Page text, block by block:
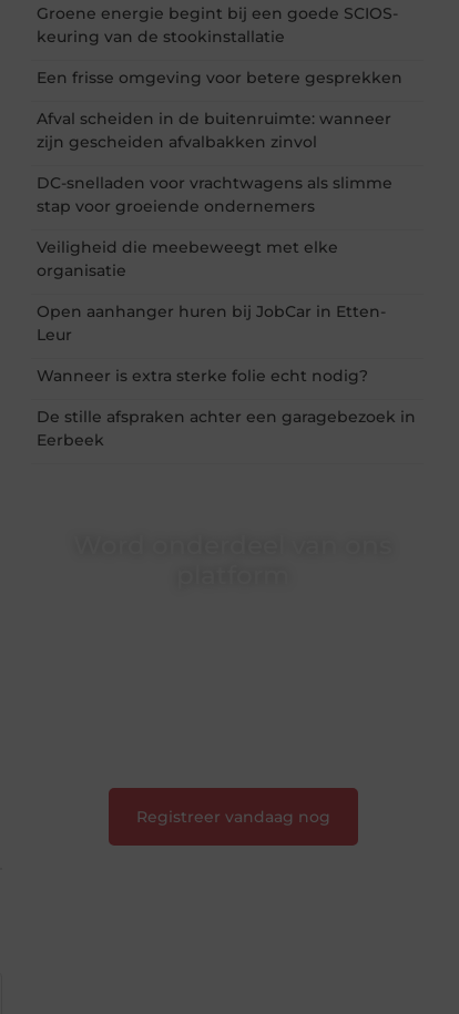
Groene energie begint bij een goede SCIOS-
keuring van de stookinstallatie
Een frisse omgeving voor betere gesprekken
Afval scheiden in de buitenruimte: wanneer
zijn gescheiden afvalbakken zinvol
DC-snelladen voor vrachtwagens als slimme
stap voor groeiende ondernemers
Veiligheid die meebeweegt met elke
organisatie
Open aanhanger huren bij JobCar in Etten-
Leur
Wanneer is extra sterke folie echt nodig?
De stille afspraken achter een garagebezoek in
Eerbeek
Registreer vandaag nog